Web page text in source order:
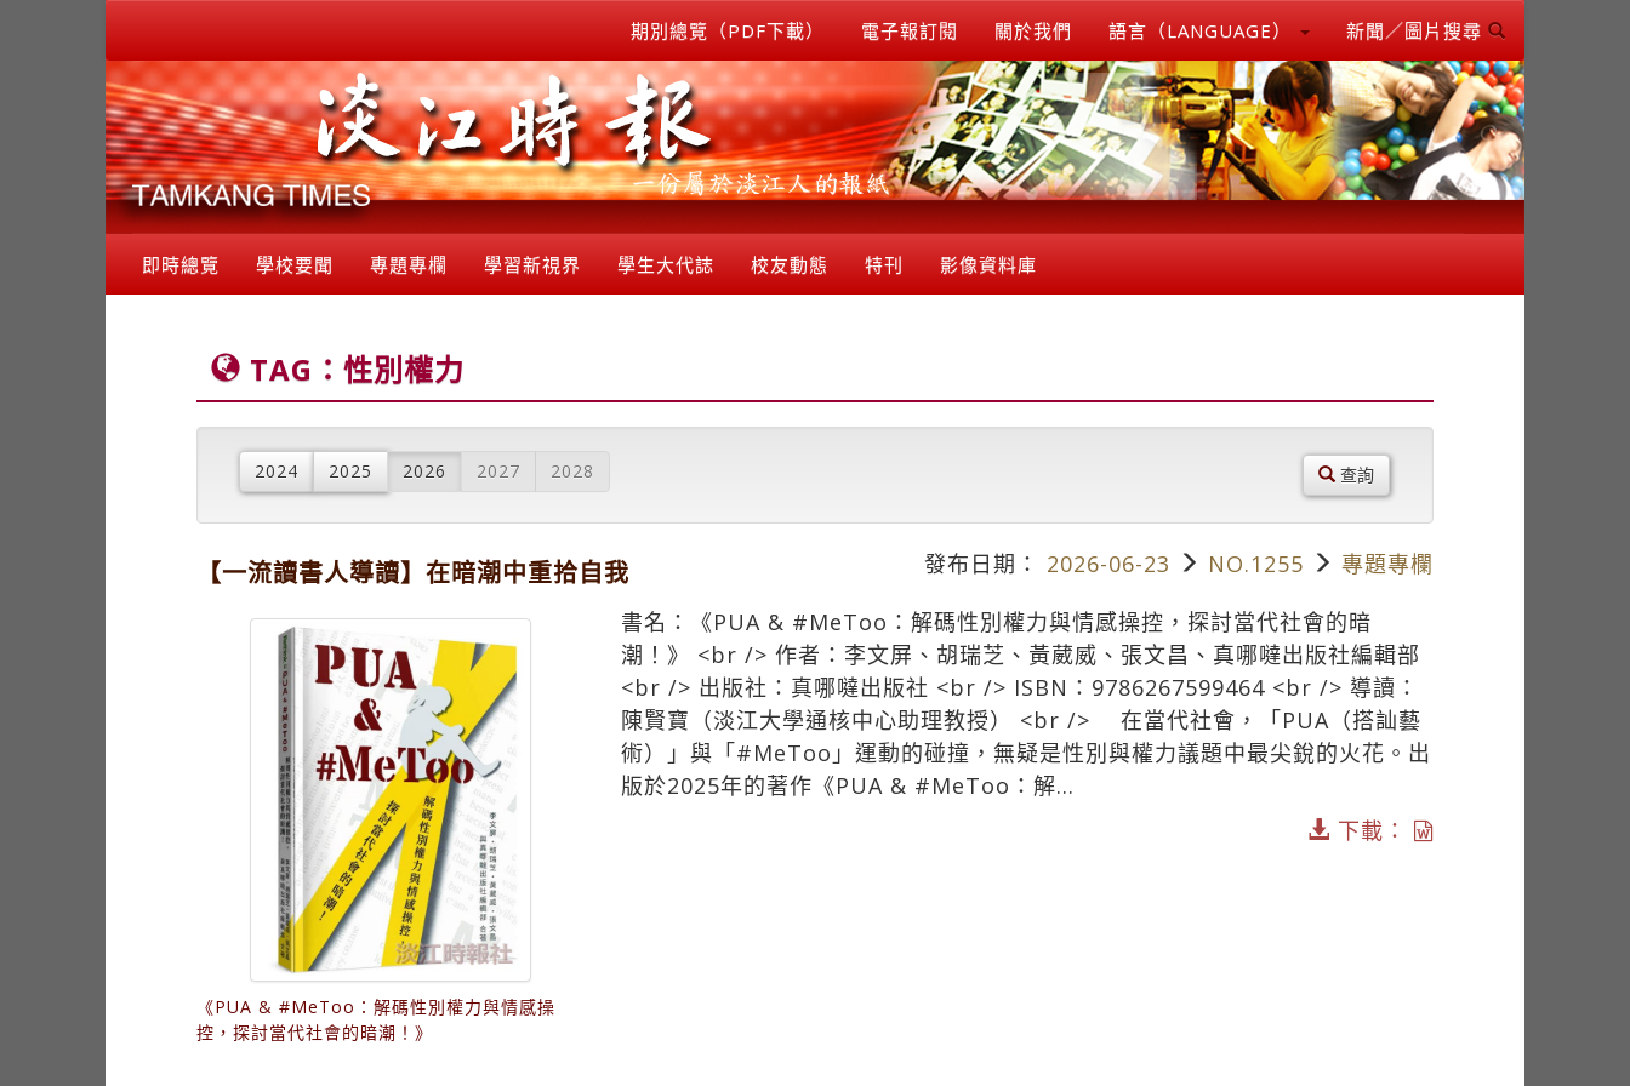
期別總覽（PDF下載） 電子報訂閱 關於我們 語言（LANGUAGE） 新聞／圖片搜尋
即時總覽 學校要聞 專題專欄 學習新視界 學生大代誌 校友動態 特刊 影像資料庫
TAG：性別權力
2024 2025 2026 2027 2028 查詢
【一流讀書人導讀】在暗潮中重拾自我 發布日期： 2026-06-23 NO.1255 專題專欄
《PUA & #MeToo：解碼性別權力與情感操
控，探討當代社會的暗潮！》
書名：《PUA & #MeToo：解碼性別權力與情感操控，探討當代社會的暗
潮！》 <br /> 作者：李文屏、胡瑞芝、黃葳威、張文昌、真哪噠出版社編輯部
<br /> 出版社：真哪噠出版社 <br /> ISBN：9786267599464 <br /> 導讀：
陳賢寶（淡江大學通核中心助理教授） <br /> 在當代社會，「PUA（搭訕藝
術）」與「#MeToo」運動的碰撞，無疑是性別與權力議題中最尖銳的火花。出
版於2025年的著作《PUA & #MeToo：解...
下載：